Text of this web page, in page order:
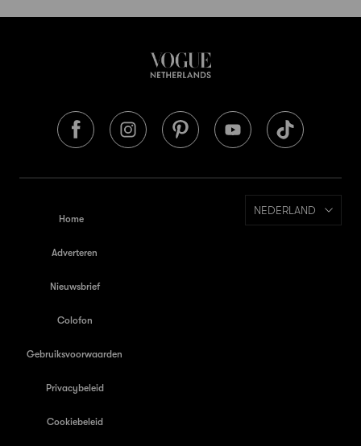
Home
Adverteren
Nieuwsbrief
Colofon
Gebruiksvoorwaarden
Privacybeleid
Cookiebeleid
NEDERLAND